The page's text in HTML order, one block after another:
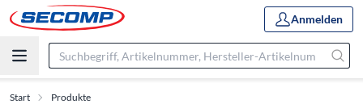
Anmelden
Start Produkte